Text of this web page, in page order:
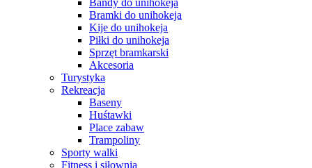
Bandy do unihokeja
Bramki do unihokeja
Kije do unihokeja
Piłki do unihokeja
Sprzęt bramkarski
Akcesoria
Turystyka
Rekreacja
Baseny
Huśtawki
Place zabaw
Trampoliny
Sporty walki
Fitness i siłownia